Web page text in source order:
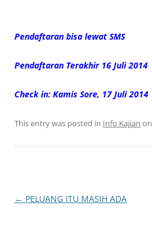
Pendaftaran bisa lewat SMS
Pendaftaran Terakhir 16 Juli 2014
Check in: Kamis Sore, 17 Juli 2014
This entry was posted in Info Kajian on
Post
← PELUANG ITU MASIH ADA